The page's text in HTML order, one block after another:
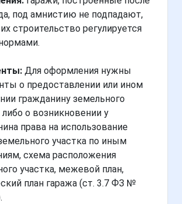
под амнистию не подпадают,
строительство регулируется
Для оформления нужны
о предоставлении или ином
гражданину земельного
либо о возникновении у
права на использование
участка по иным
схема расположения
участка, межевой план,
план гаража (ст. 3.7 ФЗ №